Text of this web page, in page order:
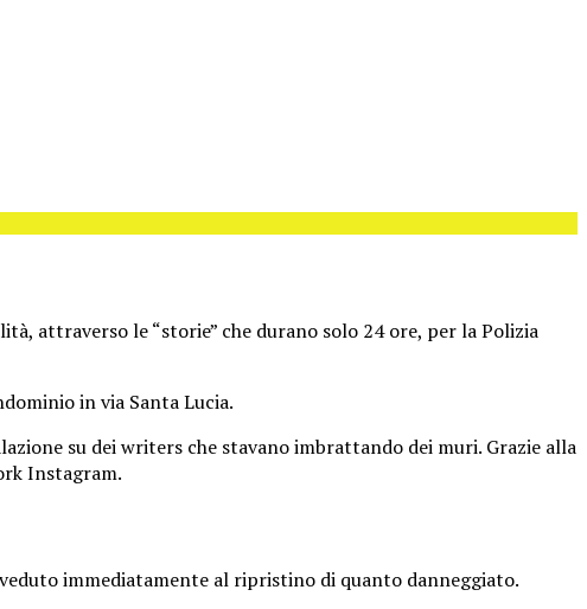
attraverso le “storie” che durano solo 24 ore, per la Polizia
in via Santa Lucia.
su dei writers che stavano imbrattando dei muri. Grazie alla
Instagram.
immediatamente al ripristino di quanto danneggiato.